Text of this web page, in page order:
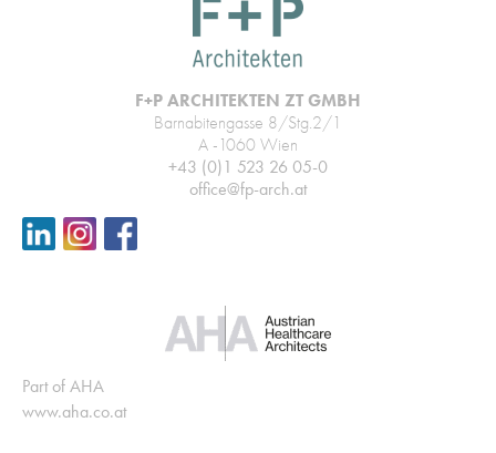
F+P ARCHITEKTEN ZT GMBH
Barnabitengasse 8/Stg.2/1
A -1060 Wien
+43 (0)1 523 26 05-0
office@fp-arch.at
Part of AHA
www.aha.co.at